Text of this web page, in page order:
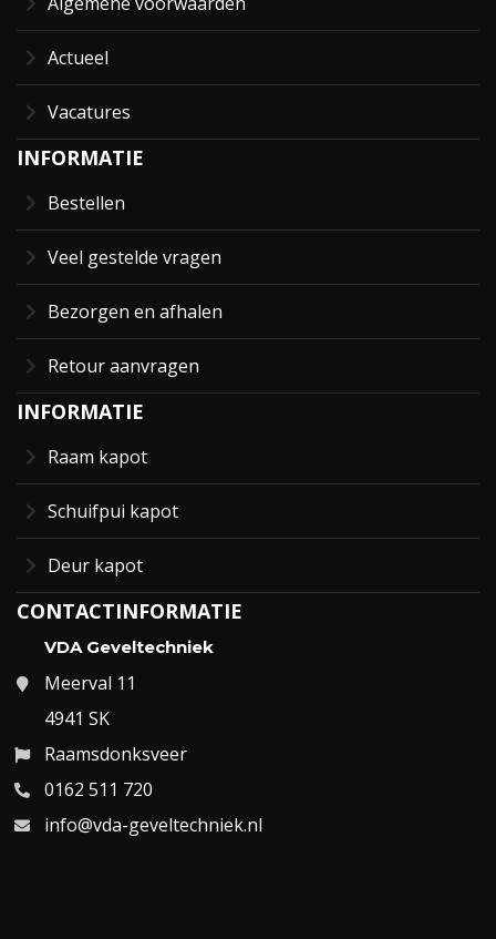
Actueel
Vacatures
INFORMATIE
Bestellen
Veel gestelde vragen
Bezorgen en afhalen
Retour aanvragen
INFORMATIE
Raam kapot
Schuifpui kapot
Deur kapot
CONTACTINFORMATIE
VDA Geveltechniek
Meerval 11
4941 SK
Raamsdonksveer
0162 511 720
info@vda-geveltechniek.nl